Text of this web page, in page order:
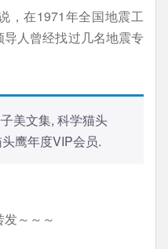
，在1971年全国地震工
人曾经找过几名地震专
美文集, 科学猫头
鹰年度VIP会员.
发～～～